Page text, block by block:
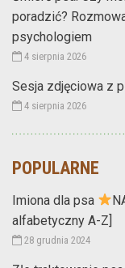
poradzić?
psychologiem
4 sierpnia 2026
Sesja zdjęciowa z
4 sierpnia 2026
POPULARNE
Imiona dla psa
alfabetyczny A-Z]
28 grudnia 2024